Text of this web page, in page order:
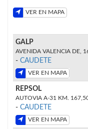
VER EN MAPA
GALP
AVENIDA VALENCIA DE,
- CAUDETE
VER EN MAPA
REPSOL
AUTOVIA A-31 KM.
- CAUDETE
VER EN MAPA